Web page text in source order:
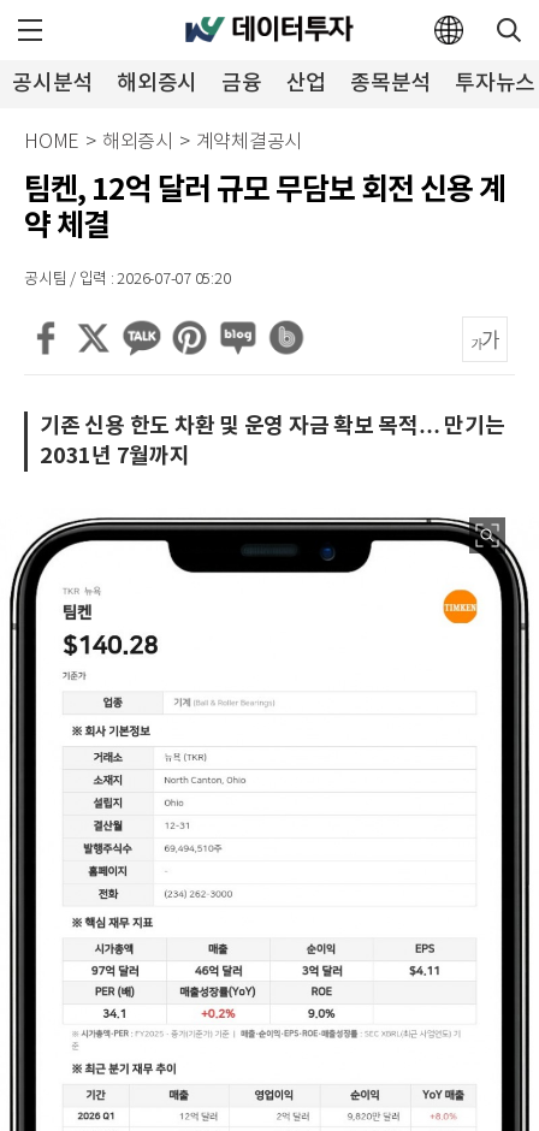
공시분석 해외증시 금융 산업 종목분석 투자뉴스
HOME > 해외증시 > 계약체결공시
팀켄, 12억 달러 규모 무담보 회전 신용 계
약 체결
공시팀 / 입력 : 2026-07-07 05:20
기존 신용 한도 차환 및 운영 자금 확보 목적… 만기는
2031년 7월까지